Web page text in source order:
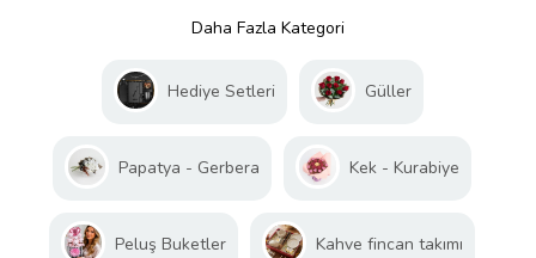
Daha Fazla Kategori
Hediye Setleri Güller
Papatya - Gerbera Kek - Kurabiye
Peluş Buketler Kahve fincan takımı